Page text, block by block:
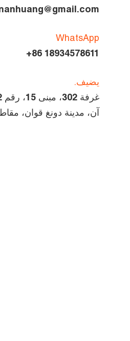
WhatsApp
+86 18934578611
يضيف.
آن، مدينة دونغ قوان،